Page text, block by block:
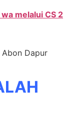
melalui CS 2
Abon Dapur